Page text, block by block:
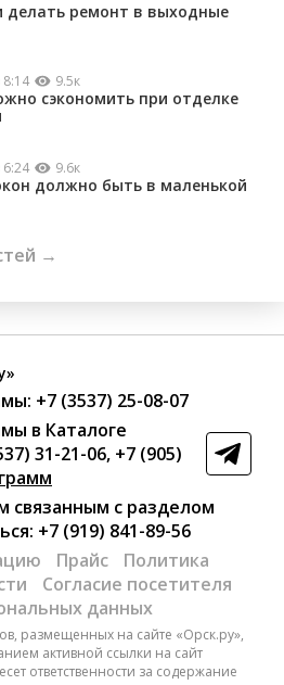
ремонт в выходные
8:14 9.5к
сэкономить при отделке
6:24 9.6к
должно быть в маленькой
→
+7 (3537) 25-08-07
в Каталоге
31-21-06, +7 (905)
связанным с разделом
+7 (919) 841-89-56
Прайс
Политика
Согласие посетителя
данных
размещенных на сайте «Орск.ру»,
активной ссылки на сайт
ответственности за содержание